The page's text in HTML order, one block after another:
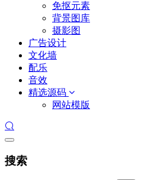
免抠元素
背景图库
摄影图
广告设计
文化墙
配乐
音效
精选源码
网站模版
搜索